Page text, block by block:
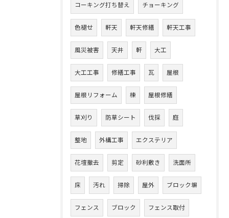
コーキング打ち替え チョーキング
色褪せ 軒天 軒天修繕 軒天工事
風災被害 天井 軒 大工
大工工事 修繕工事 瓦 屋根
屋根リフォーム 棟 屋根修繕
草刈り 防草シート 伐採 庭
整地 外構工事 エクステリア
花壇撤去 剪定 砂利敷き 洗面所
床 汚れ 掃除 屋外 ブロック塀
フェンス ブロック フェンス取付